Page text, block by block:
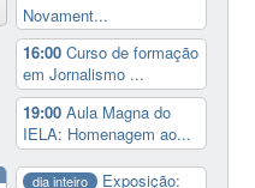
Novament...
16:00Curso de formação
em Jornalismo ...
19:00Aula Magna do
IELA: Homenagem ao...
dia inteiro
Exposição: